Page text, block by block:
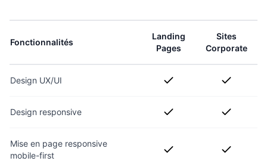
Fonctionnalités
Landing
Pages
Sites
Corporate
Design UX/UI
Design responsive
Mise en page responsive
mobile-first